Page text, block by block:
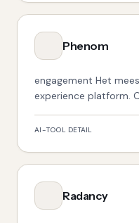
Phenom
engagement Het
experience platform.
AI-TOOL DETAIL
Radancy